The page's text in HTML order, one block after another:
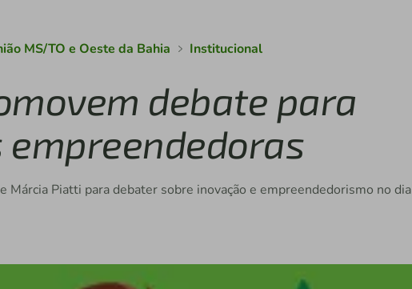
MS/TO e Oeste da Bahia Institucional
debate para
Piatti para debater sobre inovação e empreendedorismo no dia